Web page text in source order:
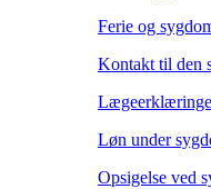
Ferie og
Kontakt til den
Løn under
Opsigelse ved